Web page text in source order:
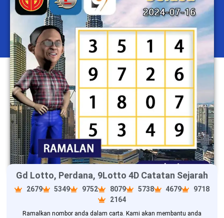
Gd Lotto, Perdana, 9Lotto 4D Catatan Sejarah
2679 5349 9752 8079 5738 4679
9718
2164
Ramalkan nombor anda dalam carta. Kami akan membantu anda